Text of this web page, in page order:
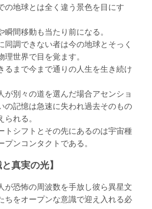
の地球とは全く違う景色を目にす
瞬間移動も当たり前になる。
同調できない者は今の地球とそっく
理世界で目を覚ます。
るまで今まで通りの人生を生き続け
が別々の道を選んだ場合アセンショ
の記憶は急速に失われ過去そのもの
られる。
トシフトとその先にあるのは宇宙種
プンコンタクトである。
真実の光】
が恐怖の周波数を手放し彼ら異星文
ちをオープンな意識で迎え入れる必